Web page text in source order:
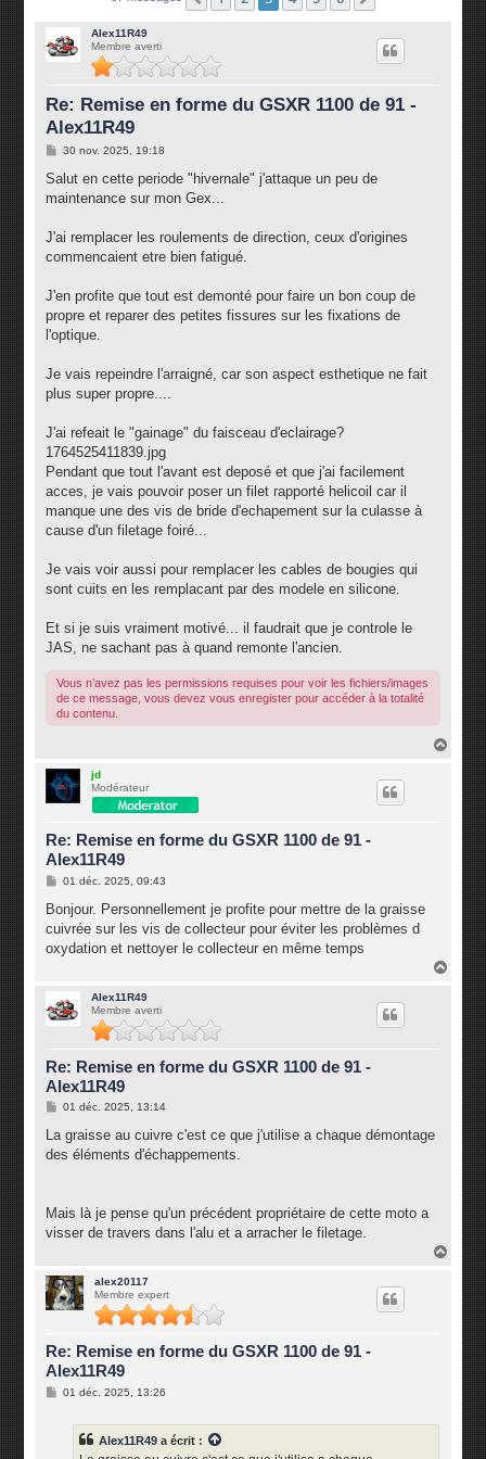
Alex11R49
Membre averti
Re: Remise en forme du GSXR 1100 de 91 -
Alex11R49
M
s
a
30 nov. 2025, 19:18
Salut en cette periode "hivernale" j'attaque un peu de
maintenance sur mon Gex...
J'ai remplacer les roulements de direction, ceux d'origines
commencaient etre bien fatigué.
J'en profite que tout est demonté pour faire un bon coup de
propre et reparer des petites fissures sur les fixations de
l'optique.
Je vais repeindre l'arraigné, car son aspect esthetique ne fait
plus super propre....
J'ai refeait le "gainage" du faisceau d'eclairage?
1764525411839.jpg
Pendant que tout l'avant est deposé et que j'ai facilement
acces, je vais pouvoir poser un filet rapporté helicoil car il
manque une des vis de bride d'echapement sur la culasse à
cause d'un filetage foiré...
Je vais voir aussi pour remplacer les cables de bougies qui
sont cuits en les remplacant par des modele en silicone.
Et si je suis vraiment motivé... il faudrait que je controle le
JAS, ne sachant pas à quand remonte l'ancien.
Vous n’avez pas les permissions requises pour voir les fichiers/images
de ce message, vous devez vous enregister pour accéder à la totalité
du contenu.
jd
Modérateur
Re: Remise en forme du GSXR 1100 de 91 -
Alex11R49
M
s
a
g
e
01 déc. 2025, 09:43
Bonjour. Personnellement je profite pour mettre de la graisse
cuivrée sur les vis de collecteur pour éviter les problèmes d
oxydation et nettoyer le collecteur en même temps
Alex11R49
Membre averti
Re: Remise en forme du GSXR 1100 de 91 -
Alex11R49
M
s
a
01 déc. 2025, 13:14
La graisse au cuivre c'est ce que j'utilise a chaque démontage
des éléments d'échappements.
Mais là je pense qu'un précédent propriétaire de cette moto a
visser de travers dans l'alu et a arracher le filetage.
alex20117
Membre expert
Re: Remise en forme du GSXR 1100 de 91 -
Alex11R49
M01 déc. 2025, 13:26
Alex11R49 a écrit :